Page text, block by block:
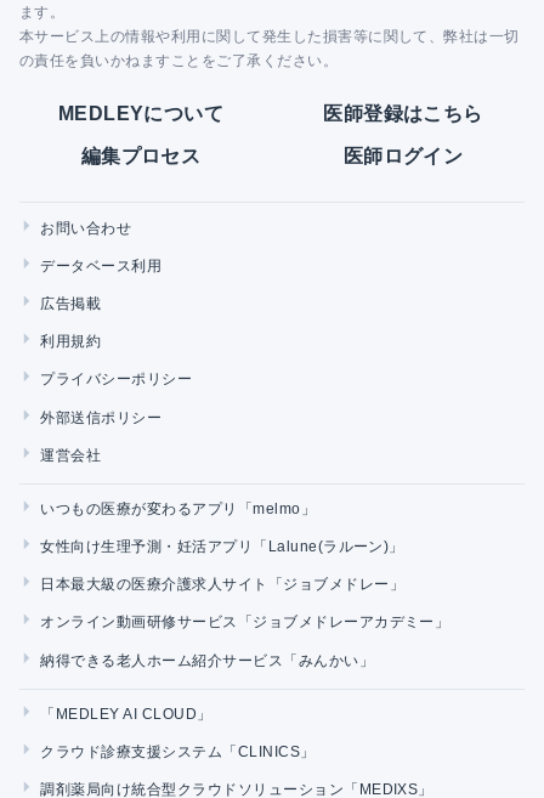
ます。
本サービス上の情報や利用に関して発生した損害等に関して、弊社は一切
の責任を負いかねますことをご了承ください。
MEDLEYについて 医師登録はこちら
編集プロセス 医師ログイン
お問い合わせ
データベース利用
広告掲載
利用規約
プライバシーポリシー
外部送信ポリシー
運営会社
いつもの医療が変わるアプリ「melmo」
女性向け生理予測・妊活アプリ「Lalune(ラルーン)」
日本最大級の医療介護求人サイト「ジョブメドレー」
オンライン動画研修サービス「ジョブメドレーアカデミー」
納得できる老人ホーム紹介サービス「みんかい」
「MEDLEY AI CLOUD」
クラウド診療支援システム「CLINICS」
調剤薬局向け統合型クラウドソリューション「MEDIXS」